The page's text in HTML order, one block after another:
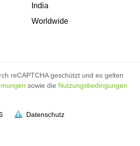
India
Worldwide
reCAPTCHA geschützt und es gelten
sowie die Nutzungsbedingungen
Datenschutz